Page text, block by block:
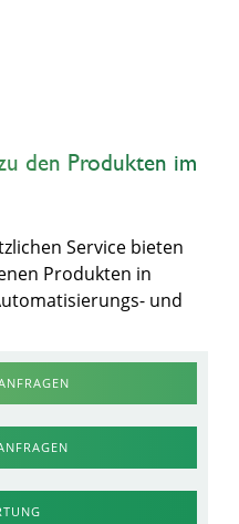
den Produkten im
Service bieten
Produkten in
und